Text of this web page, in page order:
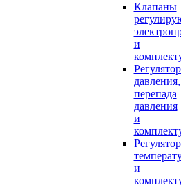
Клапаны
и
давления,
перепада
давления
и
и